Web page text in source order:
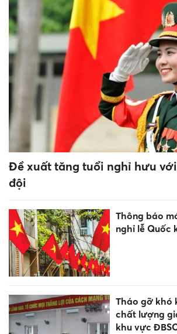
Đề xuất tăng tuổi nghỉ hưu
đội
Thông báo
nghỉ lễ Quốc
Tháo gỡ khó
chất lượng
khu vực